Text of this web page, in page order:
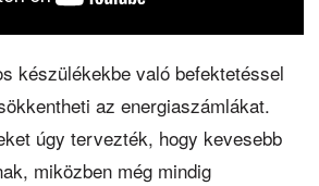
készülékekbe való befektetéssel
az energiaszámlákat.
úgy tervezték, hogy kevesebb
miközben még mindig